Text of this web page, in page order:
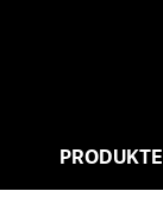
PRODUKTE